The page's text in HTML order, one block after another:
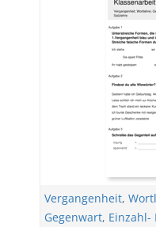
Vergangenheit,
Gegenwart, Einzahl-